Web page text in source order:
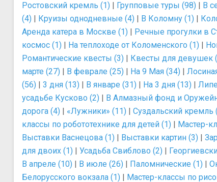
Ростовский кремль (1) | Групповые туры (98) | В
(4) | Круизы однодневные (4) | В Коломну (1) |
Аренда катера в Москве (1) | Речные прогулки в
космос (1) | На теплоходе от Коломенского (1) |
Романтические квесты (3) | Квесты для девушек
марте (27) | В феврале (25) | На 9 Мая (34) |
(56) | 3 дня (13) | В январе (31) | На 3 дня (13) |
усадьбе Кусково (2) | В Алмазный фонд и
дорога (4) | «Лужники» (11) | Суздальский кремль
классы по робототехнике для детей (1) | Мастер-
Выставки Васнецова (1) | Выставки картин (3) |
для двоих (1) | Усадьба Свиблово (2) |
В апреле (10) | В июле (26) | Паломнические (1) |
Белорусского вокзала (1) | Мастер-классы по